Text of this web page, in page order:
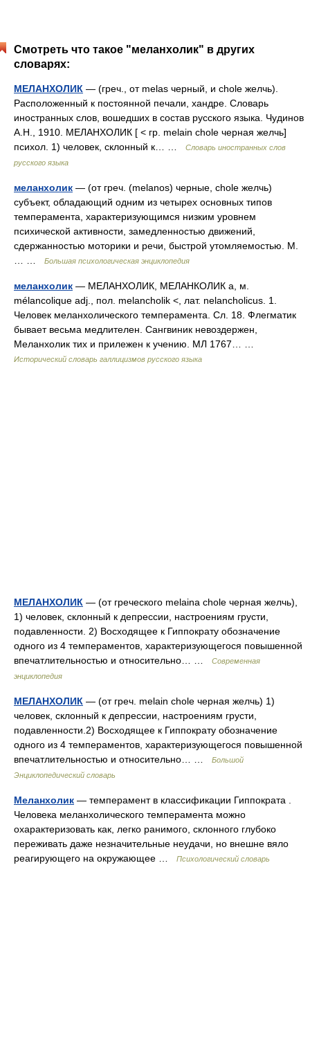
Смотреть что такое "меланхолик" в других
словарях:
МЕЛАНХОЛИК — (греч., от melas черный, и chole желчь).
Расположенный к постоянной печали, хандре. Словарь
иностранных слов, вошедших в состав русского языка. Чудинов
А.Н., 1910. МЕЛАНХОЛИК [ < гр. melain chole черная желчь]
психол. 1) человек, склонный к… …
Словарь иностранных слов
русского языка
меланхолик — (от греч. (melanos) черные, chole желчь)
субъект, обладающий одним из четырех основных типов
темперамента, характеризующимся низким уровнем
психической активности, замедленностью движений,
сдержанностью моторики и речи, быстрой утомляемостью. М.
Большая психологическая энциклопедия
меланхолик — МЕЛАНХОЛИК, МЕЛАНКОЛИК а, м.
mélancolique adj., пол. melancholik <, лат. nelancholicus. 1.
Человек меланхолического темперамента. Сл. 18. Флегматик
бывает весьма медлителен. Сангвиник невоздержен,
Меланхолик тих и прилежен к учению. МЛ 1767… …
Исторический словарь галлицизмов русского языка
МЕЛАНХОЛИК — (от греческого melaina chole черная желчь),
1) человек, склонный к депрессии, настроениям грусти,
подавленности. 2) Восходящее к Гиппократу обозначение
одного из 4 темпераментов, характеризующегося повышенной
впечатлительностью и относительно… …
Современная
энциклопедия
МЕЛАНХОЛИК — (от греч. melain chole черная желчь) 1)
человек, склонный к депрессии, настроениям грусти,
подавленности.2) Восходящее к Гиппократу обозначение
одного из 4 темпераментов, характеризующегося повышенной
впечатлительностью и относительно… …
Большой
Энциклопедический словарь
Меланхолик — темперамент в классификации Гиппократа .
Человека меланхолического темперамента можно
охарактеризовать как, легко ранимого, склонного глубоко
переживать даже незначительные неудачи, но внешне вяло
реагирующего на окружающее …
Психологический словарь